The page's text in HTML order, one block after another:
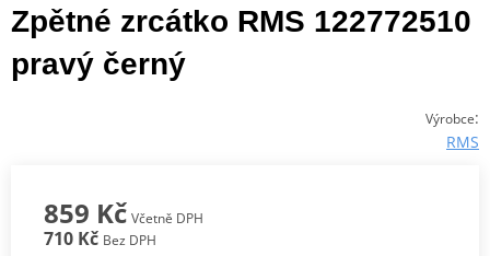
Zpětné zrcátko RMS 122772510
pravý černý
Výrobce:
RMS
859 Kč Včetně DPH
710 Kč Bez DPH